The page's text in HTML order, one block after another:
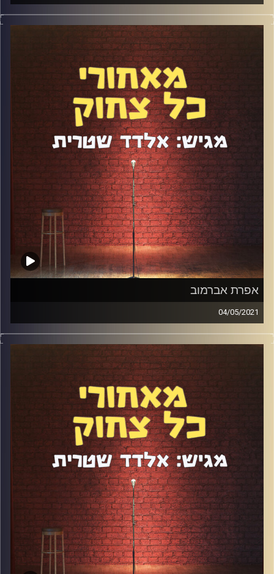
פרק שנקטע באמצע בגלל אזעקה עוד לא היה לנו
בפודקאסט. העדפתי לא לקטוע את השידור ולהמשיך מיד
לאחר מכן. בכל זאת, מדובר בפרק ה-99 והאורח המוכשר
והמצחיק יונתן עמירן ישב איתי באולפן. דיברנו קצת על
"המצב", על השנה האחרונה, על סטנדאפ "מסורתי" אל מול
"אלטרנטיבי", על חרדות, הפודקאסט של יונתן, ואלבום
הסטנדאפ שהוא הוציא.
קרדיט תמונות:אלדד שטרית
אפרת אברמוב
04/05/2021
אפרת אברמוב היא תסריטאית, מנחה וקומיקאית. בנוסף לכל זה
היא שחקנית פוקר מחוננת. דיברנו על היחסים המורכבים שלה
עם עולם הסטנדאפ, על פוקר והדמיון שלו לסטנדאפ, הטרדות
מיניות במועדוני סטנדאפ ועוד מלא.
קרדיט תמונות: אלדד שטרית